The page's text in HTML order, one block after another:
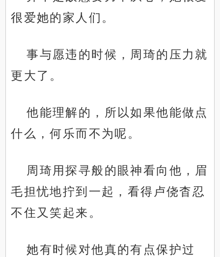
很爱她的家人们。
事与愿违的时候，周琦的压力就
更大了。
他能理解的，所以如果他能做点
什么，何乐而不为呢。
周琦用探寻般的眼神看向他，眉
毛担忧地拧到一起，看得卢侥杳忍
不住又笑起来。
她有时候对他真的有点保护过